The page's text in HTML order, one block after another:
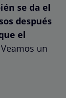
se da el
después
el
Veamos un